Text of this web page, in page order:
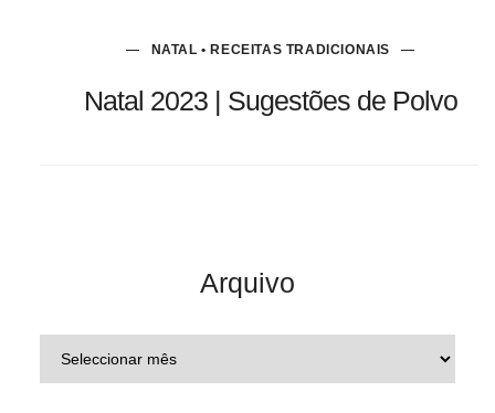
NATAL • RECEITAS TRADICIONAIS
Natal 2023 | Sugestões de Polvo
Arquivo